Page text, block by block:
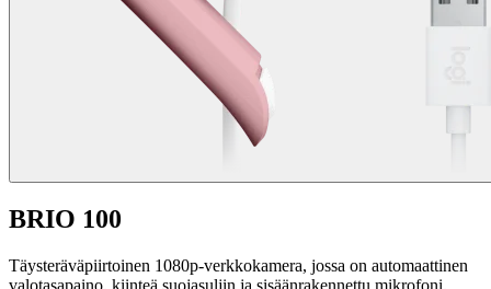
BRIO 100
Täysteräväpiirtoinen 1080p-verkkokamera, jossa on automaattinen
valotasapaino, kiinteä suojasuljin ja sisäänrakennettu mikrofoni.